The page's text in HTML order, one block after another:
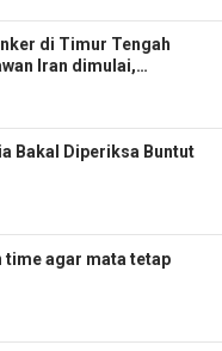
di Timur Tengah
Iran dimulai,
Bakal Diperiksa Buntut
time agar mata tetap